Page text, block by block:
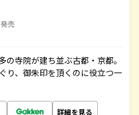
売
寺院が建ち並ぶ古都・京都。
り、御朱印を頂くのに役立つ一
詳細を見る